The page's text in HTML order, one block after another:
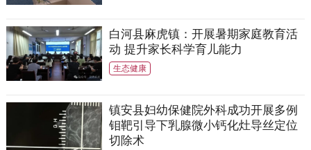
白河县麻虎镇：开展暑期家庭教育活
动 提升家长科学育儿能力
生态健康
镇安县妇幼保健院外科成功开展多例
钼靶引导下乳腺微小钙化灶导丝定位
切除术